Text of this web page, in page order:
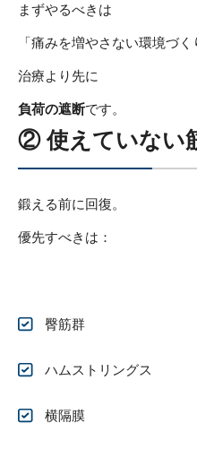
まずやるべきは
「痛みを増やさない環境づく
治療より先に
負荷の遮断です。
② 使えていない
鍛える前に回復。
優先すべきは：
臀筋群
ハムストリングス
横隔膜